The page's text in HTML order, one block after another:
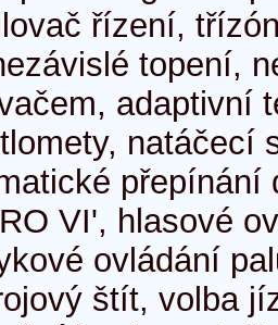
řízení,
topení,
adaptivní
natáčecí
přepínání
VI', hlasové
ovládání
štít, volba